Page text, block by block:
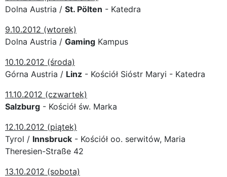
Dolna Austria / St. Pölten - Katedra
9.10.2012 (wtorek)
Dolna Austria / Gaming Kampus
10.10.2012 (środa)
Górna Austria / Linz - Kościół Sióstr Maryi - Katedra
11.10.2012 (czwartek)
Salzburg - Kościół św. Marka
12.10.2012 (piątek)
Tyrol / Innsbruck - Kościół oo. serwitów, Maria
Theresien-Straße 42
13.10.2012 (sobota)